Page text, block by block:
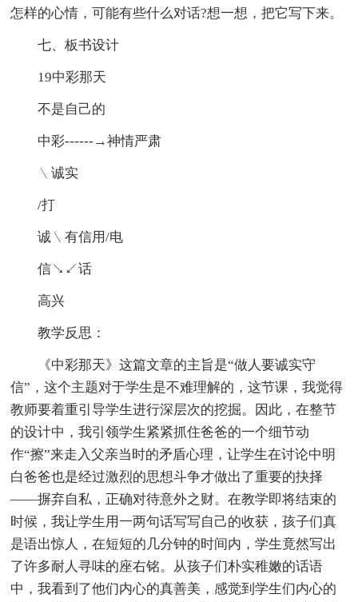
怎样的心情，可能有些什么对话?想一想，把它写下来。
七、板书设计
19中彩那天
不是自己的
中彩------→神情严肃
﹨诚实
/打
诚﹨有信用/电
信↘↙话
高兴
教学反思：
《中彩那天》这篇文章的主旨是“做人要诚实守
信”，这个主题对于学生是不难理解的，这节课，我觉得
教师要着重引导学生进行深层次的挖掘。因此，在整节
的设计中，我引领学生紧紧抓住爸爸的一个细节动
作“擦”来走入父亲当时的矛盾心理，让学生在讨论中明
白爸爸也是经过激烈的思想斗争才做出了重要的抉择
——摒弃自私，正确对待意外之财。在教学即将结束的
时候，我让学生用一两句话写写自己的收获，孩子们真
是语出惊人，在短短的几分钟的时间内，学生竟然写出
了许多耐人寻味的座右铭。从孩子们朴实稚嫩的话语
中，我看到了他们内心的真善美，感觉到学生们内心的